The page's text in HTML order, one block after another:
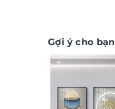
Gợi ý cho bạn